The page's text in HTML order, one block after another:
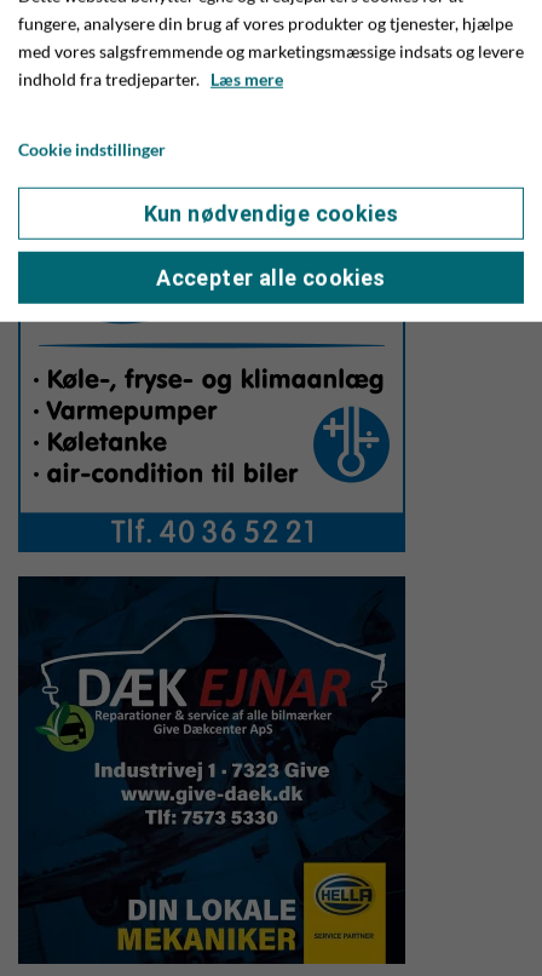
med hele deres familie, for Black Friday er nemlig også en
familiedag, hvor der midt i indkøbstravlheden også skal være
fungere, analysere din brug af vores produkter og tjenester, hjælpe
med vores salgsfremmende og marketingsmæssige indsats og levere
indhold fra tredjeparter. Læs mere
Cookie indstillinger
Kun nødvendige cookies
Accepter alle cookies